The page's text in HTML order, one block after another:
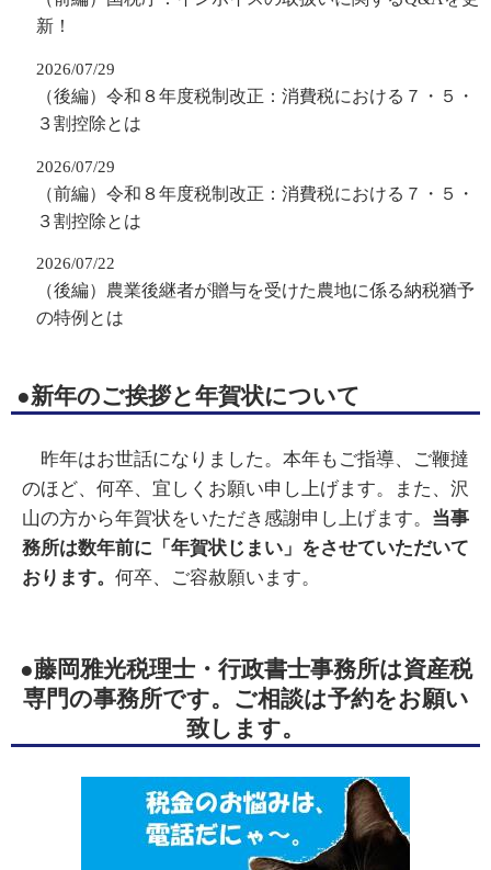
新！
2026/07/29
（後編）令和８年度税制改正：消費税における７・５・
３割控除とは
2026/07/29
（前編）令和８年度税制改正：消費税における７・５・
３割控除とは
2026/07/22
（後編）農業後継者が贈与を受けた農地に係る納税猶予
の特例とは
●新年のご挨拶と年賀状について
昨年はお世話になりました。本年もご指導、ご鞭撻
のほど、何卒、宜しくお願い申し上げます。また、沢
山の方から年賀状をいただき感謝申し上げます。 当事
務所は数年前に「年賀状じまい」をさせていただいて
おります。 何卒、ご容赦願います。
●藤岡雅光税理士・行政書士事務所は資産税
専門の事務所です。ご相談は予約をお願い
致します。